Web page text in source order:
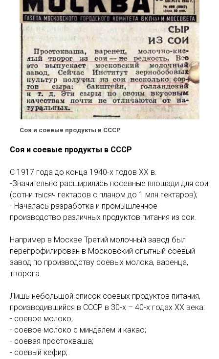
Соя и соевые продукты в СССР
Соя и соевые продукты в СССР
С 1917 года до конца 1940-х годов XX в.
-Значительно расширились посевные площади для сои
(сотни тысяч гектаров с планом до 1 млн.гектаров);
- Началась разработка и промышленное
производство различных продуктов питания из сои.
Например в Москве Третий молочный завод был
перепрофилирован в Московский опытный соевый
завод по производству соевых молока, варенца,
творога.
Лишь небольшой список соевых продуктов питания,
производившийся в СССР в 30-х – 40-х годах ХХ века:
- соевое молоко;
- соевое молоко с миндалем и какао;
- соевая простокваша;
- соевый кефир;